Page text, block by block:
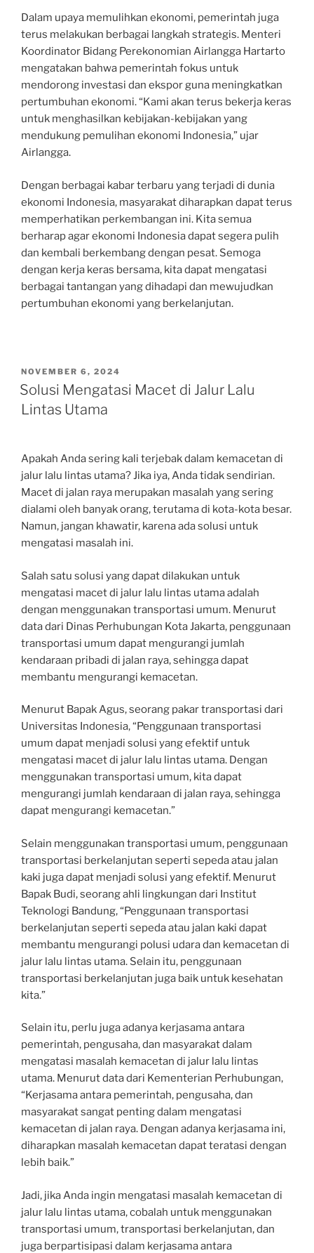
Dalam upaya memulihkan ekonomi, pemerintah juga
terus melakukan berbagai langkah strategis. Menteri
Koordinator Bidang Perekonomian Airlangga Hartarto
mengatakan bahwa pemerintah fokus untuk
mendorong investasi dan ekspor guna meningkatkan
pertumbuhan ekonomi. “Kami akan terus bekerja keras
untuk menghasilkan kebijakan-kebijakan yang
mendukung pemulihan ekonomi Indonesia,” ujar
Airlangga.
Dengan berbagai kabar terbaru yang terjadi di dunia
ekonomi Indonesia, masyarakat diharapkan dapat terus
memperhatikan perkembangan ini. Kita semua
berharap agar ekonomi Indonesia dapat segera pulih
dan kembali berkembang dengan pesat. Semoga
dengan kerja keras bersama, kita dapat mengatasi
berbagai tantangan yang dihadapi dan mewujudkan
pertumbuhan ekonomi yang berkelanjutan.
POSTED
ON
NOVEMBER 6, 2024
Solusi Mengatasi Macet di Jalur Lalu
Lintas Utama
Apakah Anda sering kali terjebak dalam kemacetan di
jalur lalu lintas utama? Jika iya, Anda tidak sendirian.
Macet di jalan raya merupakan masalah yang sering
dialami oleh banyak orang, terutama di kota-kota besar.
Namun, jangan khawatir, karena ada solusi untuk
mengatasi masalah ini.
Salah satu solusi yang dapat dilakukan untuk
mengatasi macet di jalur lalu lintas utama adalah
dengan menggunakan transportasi umum. Menurut
data dari Dinas Perhubungan Kota Jakarta, penggunaan
transportasi umum dapat mengurangi jumlah
kendaraan pribadi di jalan raya, sehingga dapat
membantu mengurangi kemacetan.
Menurut Bapak Agus, seorang pakar transportasi dari
Universitas Indonesia, “Penggunaan transportasi
umum dapat menjadi solusi yang efektif untuk
mengatasi macet di jalur lalu lintas utama. Dengan
menggunakan transportasi umum, kita dapat
mengurangi jumlah kendaraan di jalan raya, sehingga
dapat mengurangi kemacetan.”
Selain menggunakan transportasi umum, penggunaan
transportasi berkelanjutan seperti sepeda atau jalan
kaki juga dapat menjadi solusi yang efektif. Menurut
Bapak Budi, seorang ahli lingkungan dari Institut
Teknologi Bandung, “Penggunaan transportasi
berkelanjutan seperti sepeda atau jalan kaki dapat
membantu mengurangi polusi udara dan kemacetan di
jalur lalu lintas utama. Selain itu, penggunaan
transportasi berkelanjutan juga baik untuk kesehatan
kita.”
Selain itu, perlu juga adanya kerjasama antara
pemerintah, pengusaha, dan masyarakat dalam
mengatasi masalah kemacetan di jalur lalu lintas
utama. Menurut data dari Kementerian Perhubungan,
“Kerjasama antara pemerintah, pengusaha, dan
masyarakat sangat penting dalam mengatasi
kemacetan di jalan raya. Dengan adanya kerjasama ini,
diharapkan masalah kemacetan dapat teratasi dengan
lebih baik.”
Jadi, jika Anda ingin mengatasi masalah kemacetan di
jalur lalu lintas utama, cobalah untuk menggunakan
transportasi umum, transportasi berkelanjutan, dan
juga berpartisipasi dalam kerjasama antara